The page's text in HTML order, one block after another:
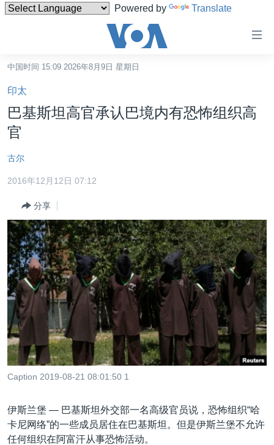
Powered by Translate
碍
链
接
跳
内
容
到
导
航
跳
转
到
索
中国
最新国际新闻
印太
中东
欧洲
非洲
美洲
全球议题
分类新闻
经济·金融·贸易
人权·法律·宗教
科教·文娱·体健
军事
劳工
环境
美中关系
热点专题
白宫要闻
国会报道
美中关系
美国建国250周年
埃博拉疫情
重要讲话与声明
台海两岸关系
VOA视频
VOA今日焦点
中文广播
关注我们
其他语言网站
中国时间 15:09 2026年8月9日 星期日
印太
巴基斯坦高官承认巴境内有恐怖组织高
官
古尔
2016年12月12日 07:12
分享
Caption 2019-08-21 08:01:50 1
伊斯兰堡 — 巴基斯坦外交部一名高级官员说，恐怖组织“哈
卡尼网络”的一些成员居住在巴基斯坦。但是伊斯兰堡不允许
任何组织在阿富汗从事恐怖活动。